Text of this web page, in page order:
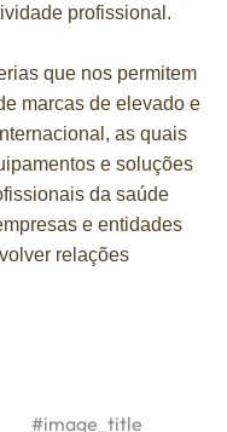
profissional.
que nos permitem
marcas de elevado e
as quais
e soluções
da saúde
e entidades
relações